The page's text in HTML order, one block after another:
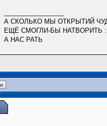
А СКОЛЬКО МЫ ОТКРЫТИЙ
ЕЩЁ СМОГЛИ-БЫ НАТВОРИТЬ :
А НАС РАТЬ